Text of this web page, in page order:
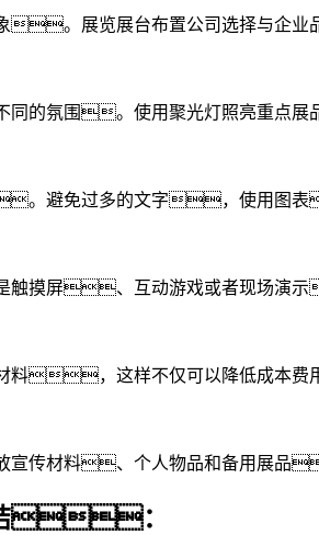
。展览展台布置公司选择与企
同的氛围。使用聚光灯照亮重点
。避免过多的文字，使用图
触摸屏、互动游戏或者现场演
材料，这样不仅可以降低成本
宣传材料、个人物品和备用展
结：